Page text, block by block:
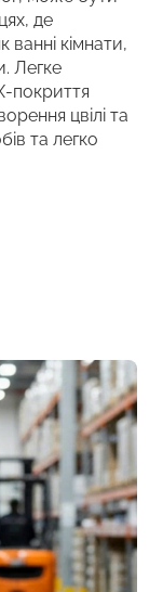
де
кімнати,
Легке
покриття
цвілі та
та легко